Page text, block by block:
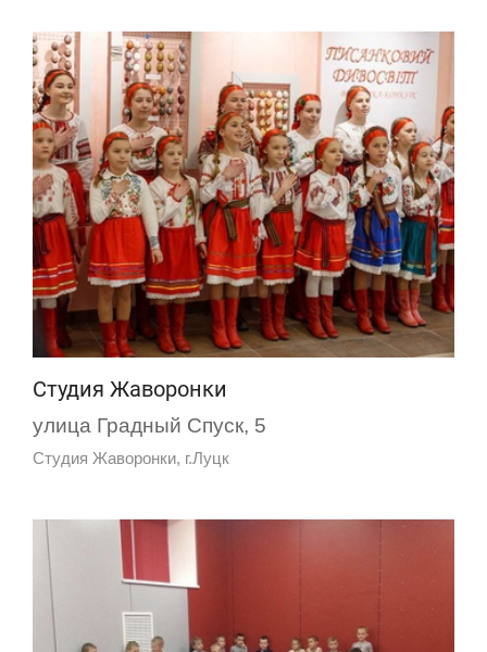
Студия Жаворонки
улица Градный Спуск, 5
Студия Жаворонки, г.Луцк